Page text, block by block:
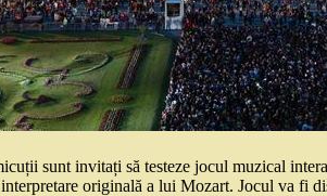
sunt invitați să testeze jocul muzical
originală a lui Mozart. Jocul va fi